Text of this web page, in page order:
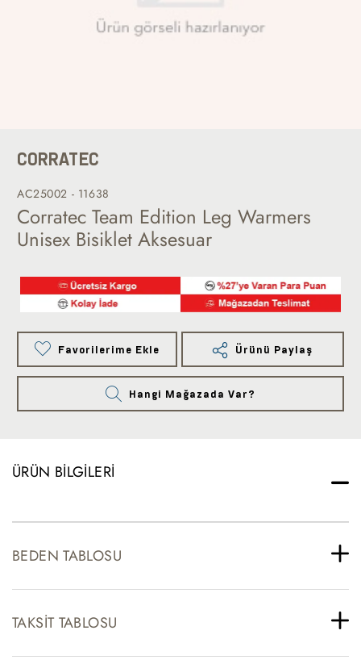
CORRATEC
AC25002 - 11638
Corratec Team Edition Leg Warmers
Unisex Bisiklet Aksesuar
Favorilerime Ekle Ürünü Paylaş
Hangi Mağazada Var?
ÜRÜN BILGILERI
BEDEN TABLOSU
TAKSIT TABLOSU